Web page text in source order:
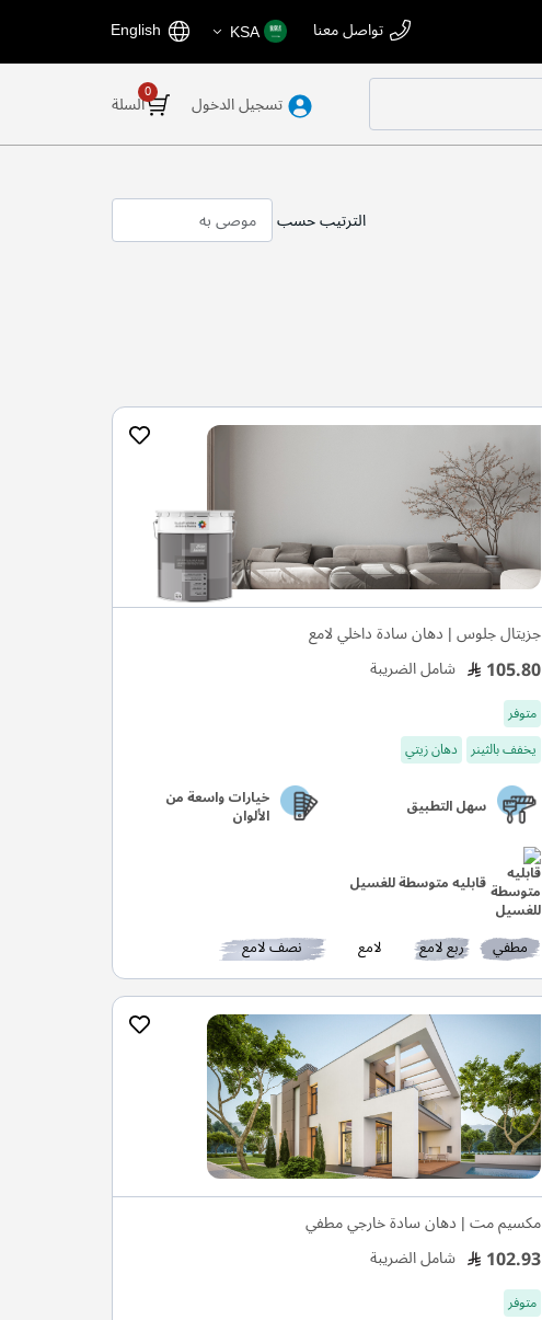
تواصل معنا اختر
المتجر
KSA اللغة English
السلة تسجيل الدخول
الترتيب حسب
جزيتال جلوس | دهان سادة داخلي لامع
105.80 شامل الضريبة
متوفر
يخفف بالثينر دهان زيتي
سهل التطبيق خيارات واسعة من
الألوان
قابليه متوسطة للغسيل
مطفي ربع لامع لامع نصف لامع
مكسيم مت | دهان سادة خارجي مطفي
102.93 شامل الضريبة
متوفر